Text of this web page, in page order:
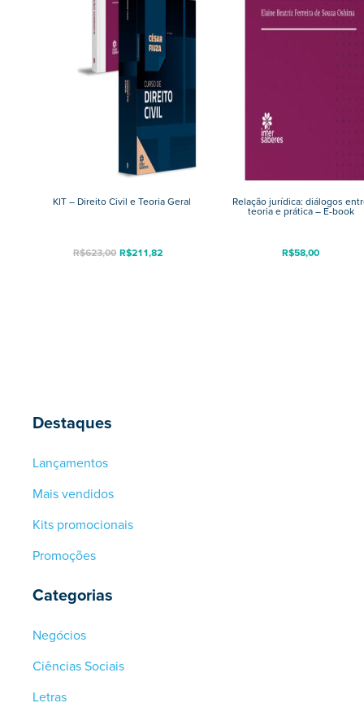
Destaques
Lançamentos
Mais vendidos
Kits promocionais
Promoções
Categorias
Negócios
Ciências Sociais
Letras
KIT – Direito Civil e Teoria Geral
R$623,00 O
R$211,82
Relação jurídica: diálogos
teoria e prática – E-book
R$58,00